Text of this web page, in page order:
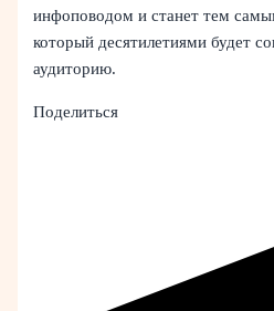
инфоповодом и станет тем
который десятилетиями будет
аудиторию.
Поделиться